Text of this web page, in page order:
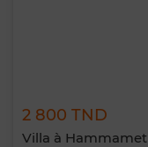
2 800 TND
Villa à Hammamet